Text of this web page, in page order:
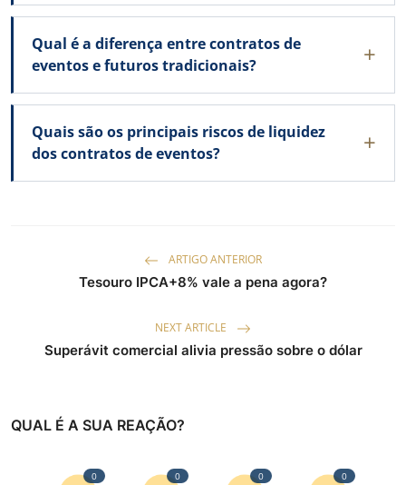
Qual é a diferença entre contratos de
eventos e futuros tradicionais?
Quais são os principais riscos de liquidez
dos contratos de eventos?
ARTIGO ANTERIOR
Tesouro IPCA+8% vale a pena agora?
NEXT ARTICLE
Superávit comercial alivia pressão sobre o dólar
QUAL É A SUA REAÇÃO?
0 0 0 0